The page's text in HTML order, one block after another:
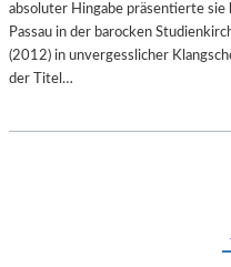
absoluter Hingabe präsentierte sie
Passau in der barocken
(2012) in unvergesslicher
der Titel…